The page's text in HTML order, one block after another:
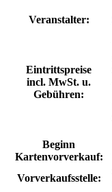
Veranstalter:
Eintrittspreise
incl. MwSt. u.
Gebühren:
Beginn
Kartenvorverkauf:
Vorverkaufsstelle: